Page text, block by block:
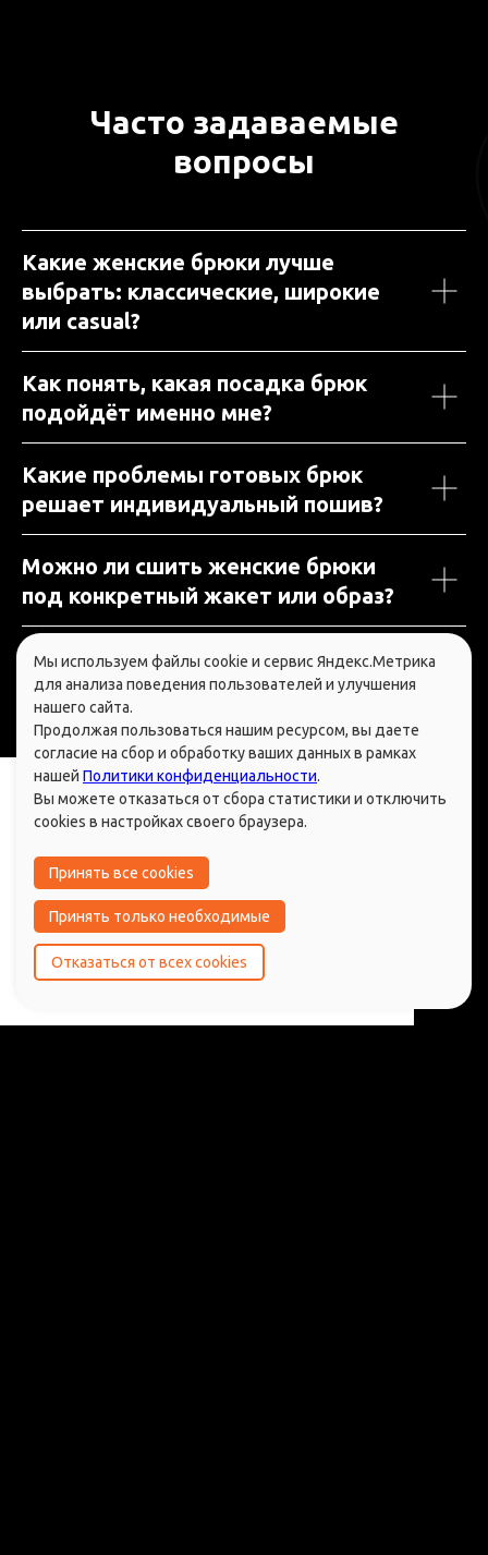
Часто задаваемые
вопросы
Какие женские брюки лучше
выбрать: классические, широкие
или casual?
Как понять, какая посадка брюк
подойдёт именно мне?
Какие проблемы готовых брюк
решает индивидуальный пошив?
Можно ли сшить женские брюки
под конкретный жакет или образ?
Контакты:
телефон: +7(999)-004-22-65
email: zhukova.suit@gmail.com
Москва, Плющиха,
Ружейный переулок 2А
Мы используем файлы cookie и сервис Яндекс.Метрика
для анализа поведения пользователей и улучшения
нашего сайта.
Продолжая пользоваться нашим ресурсом, вы даете
согласие на сбор и обработку ваших данных в рамках
нашей Политики конфиденциальности.
Вы можете отказаться от сбора статистики и отключить
cookies в настройках своего браузера.
Принять все cookies
Принять только необходимые
Отказаться от всех cookies